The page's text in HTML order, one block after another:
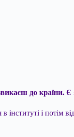
до країни. Є
і потім